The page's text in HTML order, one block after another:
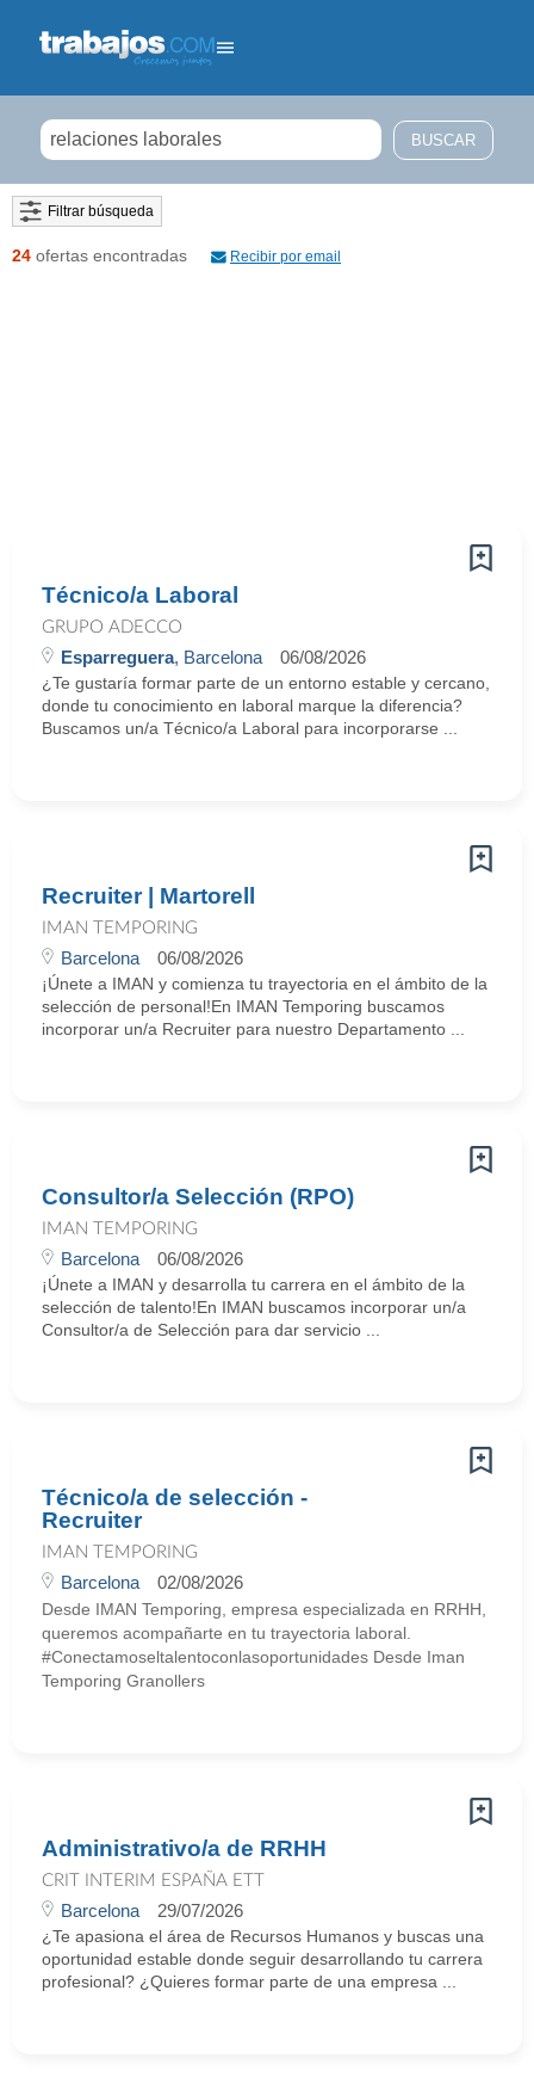
Filtrar búsqueda
24 ofertas encontradas Recibir por email
Técnico/a Laboral
GRUPO ADECCO
Esparreguera, Barcelona 06/08/2026
¿Te gustaría formar parte de un entorno estable y cercano,
donde tu conocimiento en laboral marque la diferencia?
Buscamos un/a Técnico/a Laboral para incorporarse ...
Recruiter | Martorell
IMAN TEMPORING
Barcelona 06/08/2026
¡Únete a IMAN y comienza tu trayectoria en el ámbito de la
selección de personal!En IMAN Temporing buscamos
incorporar un/a Recruiter para nuestro Departamento ...
Consultor/a Selección (RPO)
IMAN TEMPORING
Barcelona 06/08/2026
¡Únete a IMAN y desarrolla tu carrera en el ámbito de la
selección de talento!En IMAN buscamos incorporar un/a
Consultor/a de Selección para dar servicio ...
Técnico/a de selección -
Recruiter
IMAN TEMPORING
Barcelona 02/08/2026
Desde IMAN Temporing, empresa especializada en RRHH,
queremos acompañarte en tu trayectoria laboral.
#Conectamoseltalentoconlasoportunidades Desde Iman
Temporing Granollers
Administrativo/a de RRHH
CRIT INTERIM ESPAÑA ETT
Barcelona 29/07/2026
¿Te apasiona el área de Recursos Humanos y buscas una
oportunidad estable donde seguir desarrollando tu carrera
profesional? ¿Quieres formar parte de una empresa ...